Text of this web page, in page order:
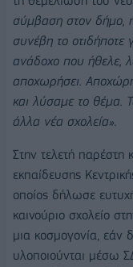
σύμβαση στον δήμο,
συνέβη το οτιδήποτε
ανάδοχο που ήθελε,
αποχωρήσει.
και λύσαμε το θέμα.
άλλα νέα σχολεία».
Στην τελετή παρέστη
εκπαίδευσης
οποίος δήλωσε
καινούριο σχολείο
μια κοσμογονία, εάν
υλοποιούνται μέσω